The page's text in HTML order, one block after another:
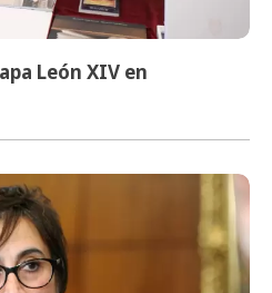
León XIV en